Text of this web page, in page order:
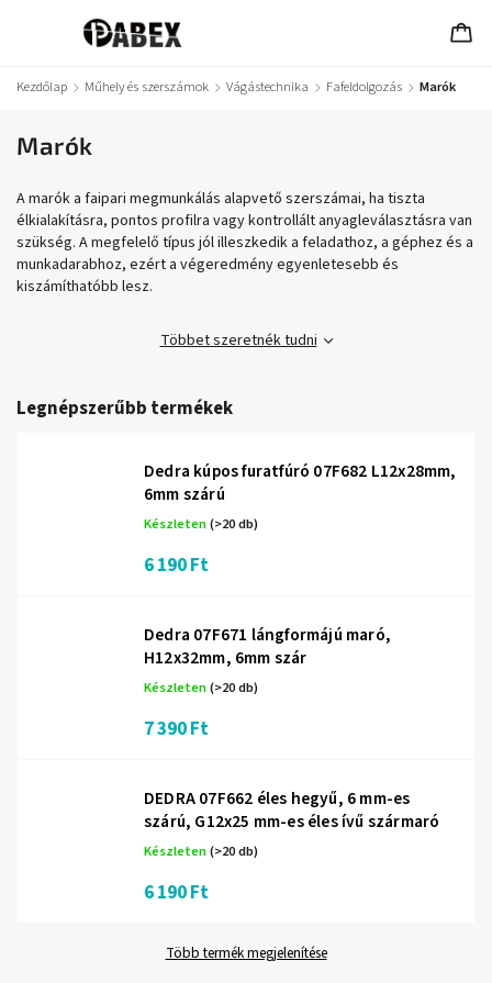
Kezdőlap / Műhely és szerszámok / Vágástechnika / Fafeldolgozás / Marók
Marók
A marók a faipari megmunkálás alapvető szerszámai, ha tiszta
élkialakításra, pontos profilra vagy kontrollált anyagleválasztásra van
szükség. A megfelelő típus jól illeszkedik a feladathoz, a géphez és a
munkadarabhoz, ezért a végeredmény egyenletesebb és
kiszámíthatóbb lesz.
Többet szeretnék tudni
Legnépszerűbb termékek
Dedra kúpos furatfúró 07F682 L12x28mm,
6mm szárú
Készleten(>20 db)
6 190 Ft
Dedra 07F671 lángformájú maró,
H12x32mm, 6mm szár
Készleten(>20 db)
7 390 Ft
DEDRA 07F662 éles hegyű, 6 mm-es
szárú, G12x25 mm-es éles ívű szármaró
Készleten(>20 db)
6 190 Ft
Több termék megjelenítése